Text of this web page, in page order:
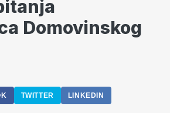
Domovinskog
TWITTER LINKEDIN